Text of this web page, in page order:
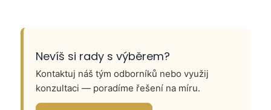
Nevíš si rady s výběrem?
Kontaktuj náš tým odborníků nebo využij
konzultaci — poradíme řešení na míru.